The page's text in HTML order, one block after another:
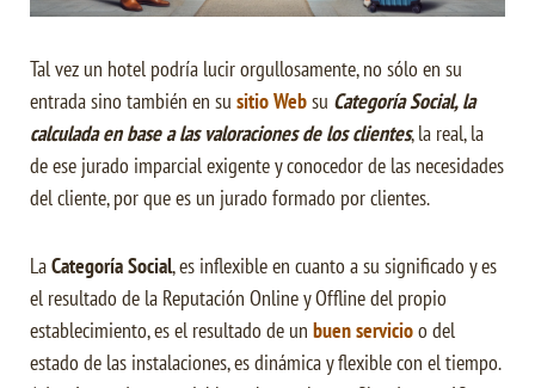
Tal vez un hotel podría lucir orgullosamente, no sólo en su
entrada sino también en su sitio Websu Categoría Social, la
calculada en base a las valoraciones de los clientes, la real, la
de ese jurado imparcial exigente y conocedor de las necesidades
del cliente, por que es un jurado formado por clientes.
LaCategoría Social, es inflexible en cuanto a su significado y es
el resultado de la Reputación Online y Offline del propio
establecimiento, es el resultado de un buen servicioo del
estado de las instalaciones, es dinámica y flexible con el tiempo.